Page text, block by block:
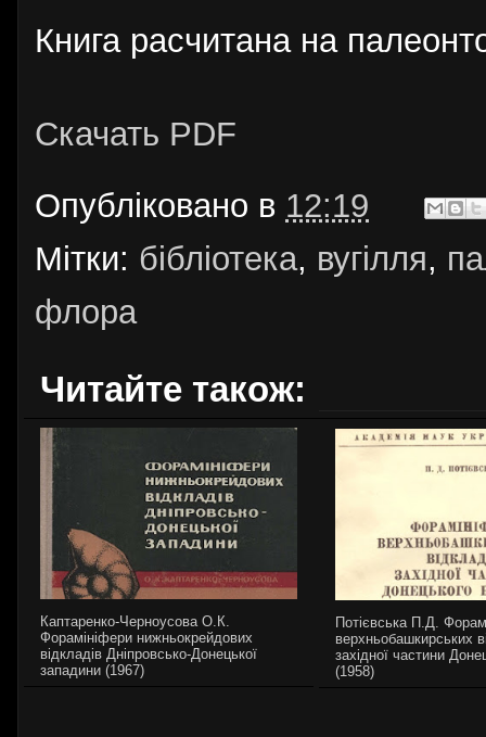
Книга расчитана на
Скачать PDF
Опубліковано в 12:19
Мітки: бібліотека, вугілля,
флора
Читайте також:
Каптаренко-Черноусова О.К.
Форамiнiфери нижньокрейдових
вiдкладiв Днiпровсько-Донецькоï
западини (1967)
Потієвська П.Д.
верхньобашкирських
західної частини
(1958)